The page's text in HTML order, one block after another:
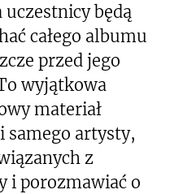
uczestnicy będą
całego albumu
przed jego
wyjątkowa
materiał
samego artysty,
z
i porozmawiać o